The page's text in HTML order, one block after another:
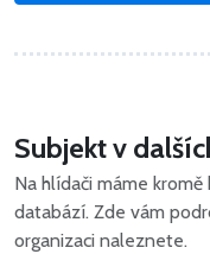
Subjekt v
Na hlídači máme
databází. Zde vám
organizaci naleznete.